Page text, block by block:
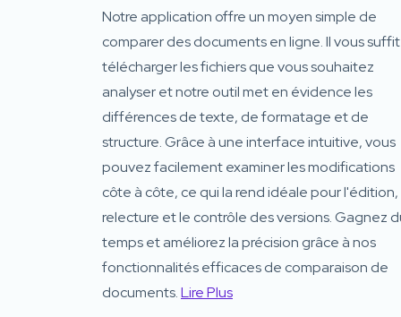
Notre application offre un moyen simple de
comparer des documents en ligne. Il vous
télécharger les fichiers que vous souhaitez
analyser et notre outil met en évidence les
différences de texte, de formatage et de
structure. Grâce à une interface intuitive, vous
pouvez facilement examiner les modifications
côte à côte, ce qui la rend idéale pour l'édition,
relecture et le contrôle des versions. Gagnez
temps et améliorez la précision grâce à nos
fonctionnalités efficaces de comparaison de
documents.Lire Plus